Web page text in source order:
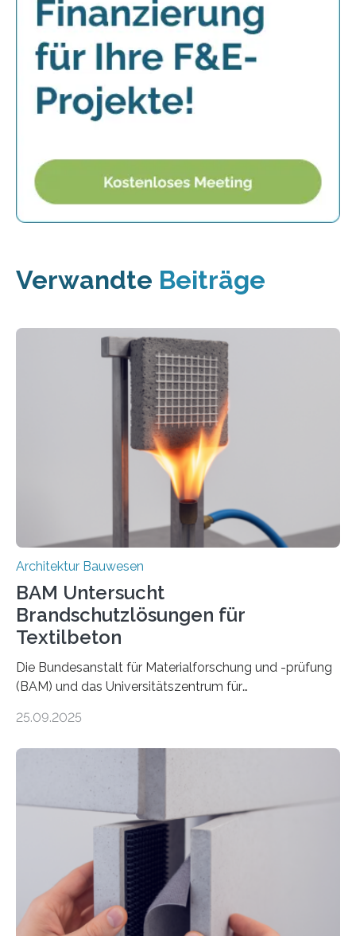
Verwandte Beiträge
Architektur Bauwesen
BAM Untersucht
Brandschutzlösungen für
Textilbeton
Die Bundesanstalt für Materialforschung und -prüfung
(BAM) und das Universitätszentrum für
untersuchen in einem gemeinsamen Forschungsprojekt
Ziel ist es, die Einsatzmöglichkeiten dieses innovativen
Textilbeton ist ein moderner Verbundwerkstoff, der aus
einer feinkörnigen Betonmatrix und einer textilen
Bewehrung besteht – meist aus Carbon-, Glas- oder
Basaltfasern. Anders als herkömmlicher Stahlbeton, bei
dem Stahlstäbe zur…
25.09.2025